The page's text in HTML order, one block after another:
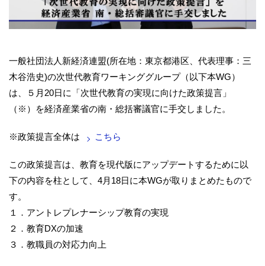
一般社団法人新経済連盟(所在地：東京都港区、代表理事：三
木谷浩史)の次世代教育ワーキンググループ（以下本WG）
は、５月20日に「次世代教育の実現に向けた政策提言」
（※）を経済産業省の南・総括審議官に手交しました。
※政策提言全体は こちら
この政策提言は、教育を現代版にアップデートするために以
下の内容を柱として、4月18日に本WGが取りまとめたもので
す。
１．アントレプレナーシップ教育の実現
２．教育DXの加速
３．教職員の対応力向上